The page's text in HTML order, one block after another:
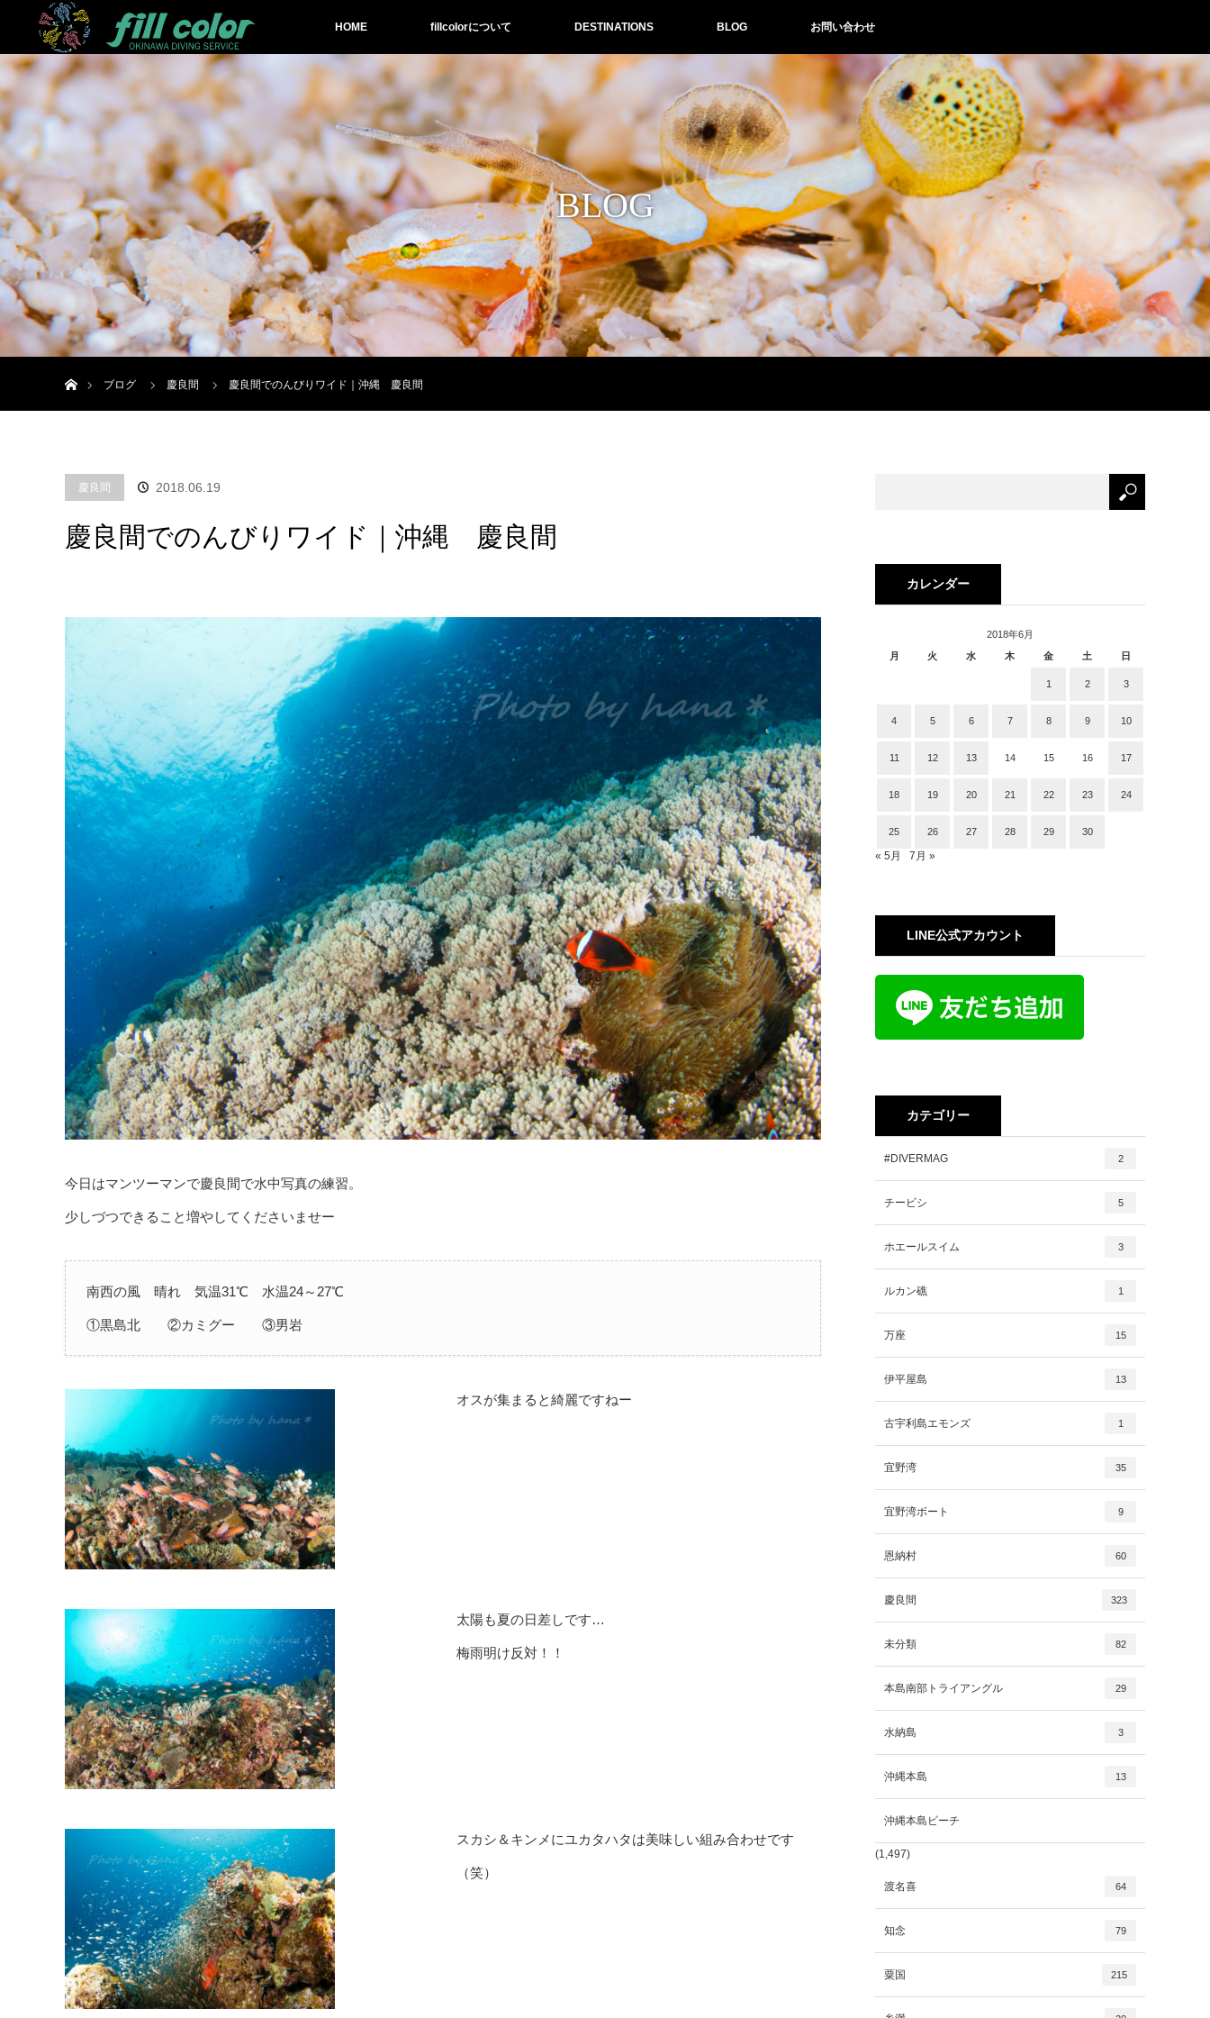
HOME fillcolorについて DESTINATIONS BLOG お問い合わせ
BLOG
ブログ
慶良間 慶良間でのんびりワイド｜沖縄 慶良間
慶良間 2018.06.19
慶良間でのんびりワイド｜沖縄 慶良間
今日はマンツーマンで慶良間で水中写真の練習。
少しづつできること増やしてくださいませー
南西の風 晴れ 気温31℃ 水温24～27℃
①黒島北 ②カミグー ③男岩
オスが集まると綺麗ですねー
太陽も夏の日差しです…
梅雨明け反対！！
スカシ＆キンメにユカタハタは美味しい組み合わせです
（笑）
カレンダー
2018年6月
月
火 水 木 金 土 日
1 2 3
4 5 6 7 8 9 10
11 12 13 14 15 16 17
18 19 20 21 22 23 24
25 26 27 28 29 30
« 5月 7月 »
LINE公式アカウント
カテゴリー
#DIVERMAG 2
チービシ 5
ホエールスイム 3
ルカン礁 1
万座 15
伊平屋島 13
古宇利島エモンズ 1
宜野湾 35
宜野湾ボート 9
恩納村 60
慶良間 323
未分類 82
本島南部トライアングル 29
水納島 3
沖縄本島 13
沖縄本島ビーチ
(1,497)
渡名喜 64
知念 79
粟国 215